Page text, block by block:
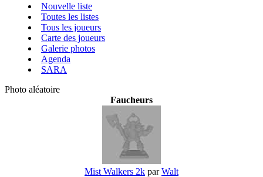
Nouvelle liste
Toutes les listes
Tous les joueurs
Carte des joueurs
Galerie photos
Agenda
SARA
Photo aléatoire
Faucheurs
Mist Walkers 2k parWalt